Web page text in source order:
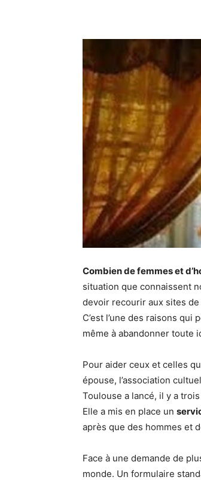
Combien de femmes et
situation que connaissent
devoir recourir aux sites
C’est l’une des raisons
même à abandonner toute
Pour aider ceux et celles
épouse, l’association
Toulouse a lancé, il y a
Elle a mis en place un
après que des hommes et
Face à une demande de
monde. Un formulaire